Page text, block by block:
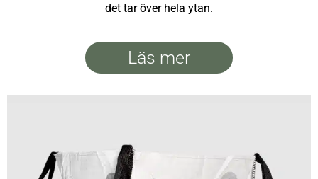
det tar över hela ytan.
Läs mer